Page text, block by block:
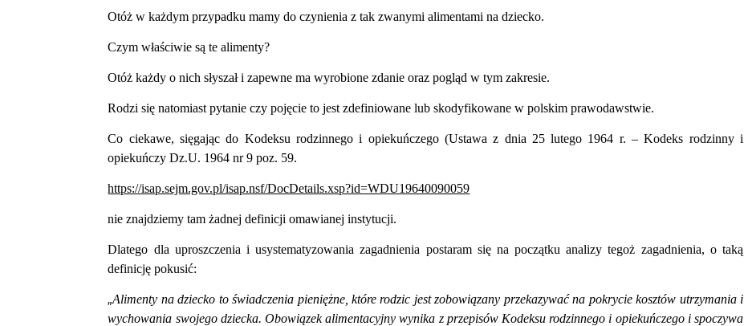
Otóż w każdym przypadku mamy do czynienia z tak zwanymi alimentami na dziecko.
Czym właściwie są te alimenty?
Otóż każdy o nich słyszał i zapewne ma wyrobione zdanie oraz pogląd w tym zakresie.
Rodzi się natomiast pytanie czy pojęcie to jest zdefiniowane lub skodyfikowane w polskim prawodawstwie.
Co ciekawe, sięgając do Kodeksu rodzinnego i opiekuńczego (Ustawa z dnia 25 lutego 1964 r. – Kodeks rodzinny i
opiekuńczy Dz.U. 1964 nr 9 poz. 59.
https://isap.sejm.gov.pl/isap.nsf/DocDetails.xsp?id=WDU19640090059
nie znajdziemy tam żadnej definicji omawianej instytucji.
Dlatego dla uproszczenia i usystematyzowania zagadnienia postaram się na początku analizy tegoż zagadnienia, o taką
definicję pokusić:
„Alimenty na dziecko to świadczenia pieniężne, które rodzic jest zobowiązany przekazywać na pokrycie kosztów utrzymania i
wychowania swojego dziecka. Obowiązek alimentacyjny wynika z przepisów Kodeksu rodzinnego i opiekuńczego i spoczywa